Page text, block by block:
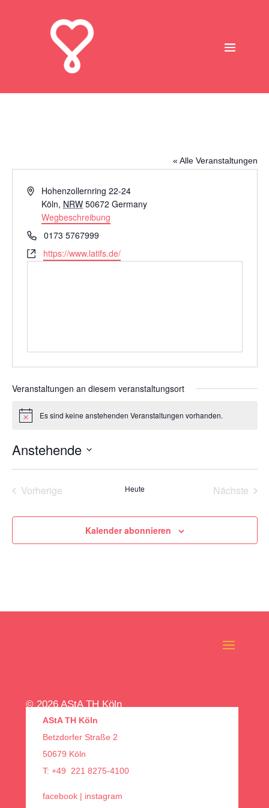
« Alle Veranstaltungen
AdresseHohenzollernring 22-24
Köln, NRW 50672 Germany
Wegbeschreibung
Telefon0173 5767999
Webseitehttps://www.latifs.de/
Veranstaltungen an diesem veranstaltungsort
HinweisEs sind keine anstehenden Veranstaltungen vorhanden.
Anstehende
Datum
Vorherige
Heute
Nächste
Kalender abonnieren
© 2026 AStA TH Köln
AStA TH Köln
Betzdorfer Straße 2
50679 Köln
T: +49 221 8275-4100
facebook | instagram